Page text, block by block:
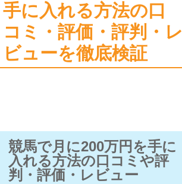
手に入れる方法の口
コミ・評価・評判・レ
ビューを徹底検証
競馬で月に200万円を手に
入れる方法の口コミや評
判・評価・レビュー